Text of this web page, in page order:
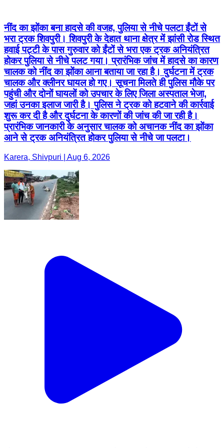
नींद का झोंका बना हादसे की वजह, पुलिया से नीचे पलटा ईंटों से
भरा ट्रक शिवपुरी। शिवपुरी के देहात थाना क्षेत्र में झांसी रोड स्थित
हवाई पट्टी के पास गुरुवार को ईंटों से भरा एक ट्रक अनियंत्रित
होकर पुलिया से नीचे पलट गया। प्रारंभिक जांच में हादसे का कारण
चालक को नींद का झोंका आना बताया जा रहा है। दुर्घटना में ट्रक
चालक और क्लीनर घायल हो गए। सूचना मिलते ही पुलिस मौके पर
पहुंची और दोनों घायलों को उपचार के लिए जिला अस्पताल भेजा,
जहां उनका इलाज जारी है। पुलिस ने ट्रक को हटवाने की कार्रवाई
शुरू कर दी है और दुर्घटना के कारणों की जांच की जा रही है।
प्रारंभिक जानकारी के अनुसार चालक को अचानक नींद का झोंका
आने से ट्रक अनियंत्रित होकर पुलिया से नीचे जा पलटा।
Karera, Shivpuri | Aug 6, 2026